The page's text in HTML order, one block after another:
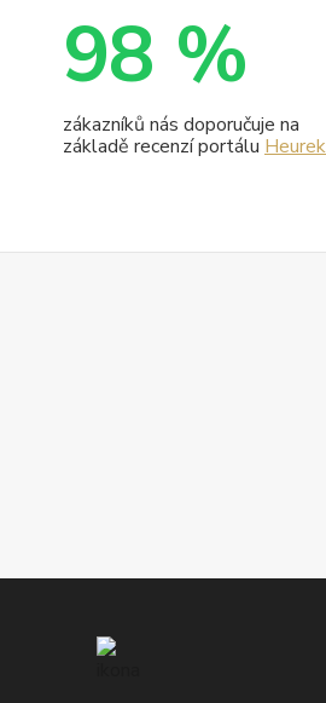
98 %
zákazníků nás doporučuje na
základě recenzí portálu